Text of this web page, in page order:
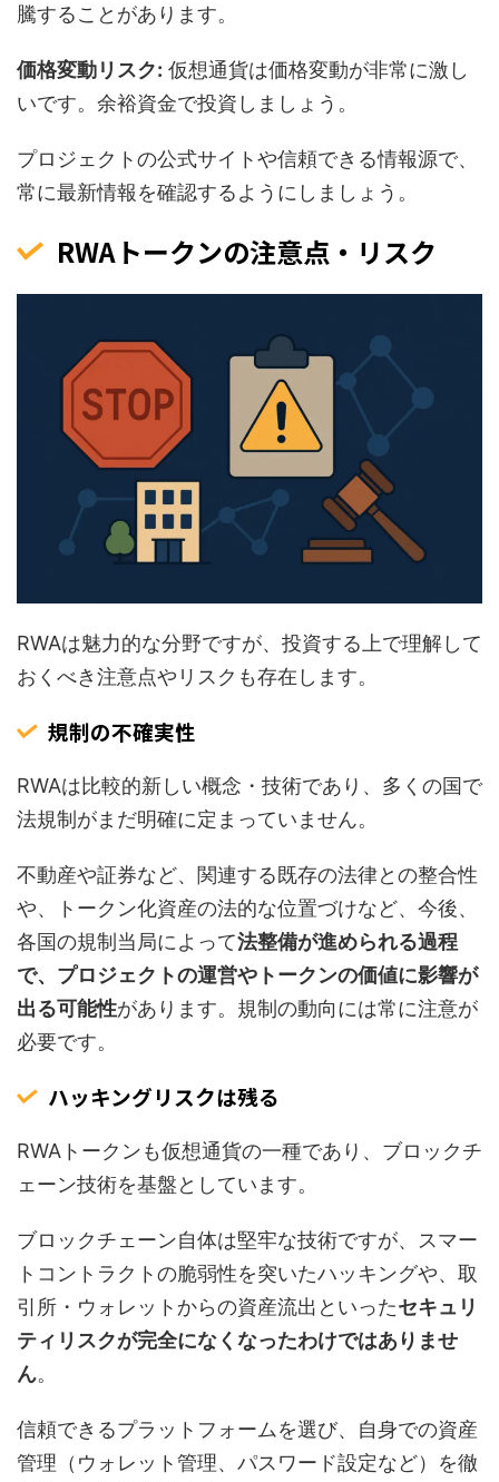
騰することがあります。
価格変動リスク: 仮想通貨は価格変動が非常に激し
いです。余裕資金で投資しましょう。
プロジェクトの公式サイトや信頼できる情報源で、
常に最新情報を確認するようにしましょう。
RWAトークンの注意点・リスク
RWAは魅力的な分野ですが、投資する上で理解して
おくべき注意点やリスクも存在します。
規制の不確実性
RWAは比較的新しい概念・技術であり、多くの国で
法規制がまだ明確に定まっていません。
不動産や証券など、関連する既存の法律との整合性
や、トークン化資産の法的な位置づけなど、今後、
各国の規制当局によって法整備が進められる過程
で、プロジェクトの運営やトークンの価値に影響が
出る可能性があります。規制の動向には常に注意が
必要です。
ハッキングリスクは残る
RWAトークンも仮想通貨の一種であり、ブロックチ
ェーン技術を基盤としています。
ブロックチェーン自体は堅牢な技術ですが、スマー
トコントラクトの脆弱性を突いたハッキングや、取
引所・ウォレットからの資産流出といったセキュリ
ティリスクが完全になくなったわけではありませ
ん。
信頼できるプラットフォームを選び、自身での資産
管理（ウォレット管理、パスワード設定など）を徹